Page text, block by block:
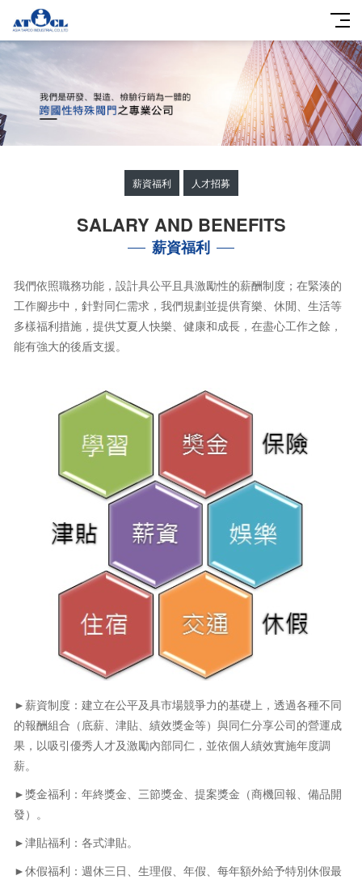
薪資福利 人才招募
SALARY AND BENEFITS
薪資福利
我們依照職務功能，設計具公平且具激勵性的薪酬制度；在緊湊的
工作腳步中，針對同仁需求，我們規劃並提供育樂、休閒、生活等
多樣福利措施，提供艾夏人快樂、健康和成長，在盡心工作之餘，
能有強大的後盾支援。
►薪資制度：建立在公平及具市場競爭力的基礎上，透過各種不同
的報酬組合（底薪、津貼、績效獎金等）與同仁分享公司的營運成
果，以吸引優秀人才及激勵內部同仁，並依個人績效實施年度調
薪。
►獎金福利：年終獎金、三節獎金、提案獎金（商機回報、備品開
發）。
►津貼福利：各式津貼。
►休假福利：週休三日、生理假、年假、每年額外給予特別休假最